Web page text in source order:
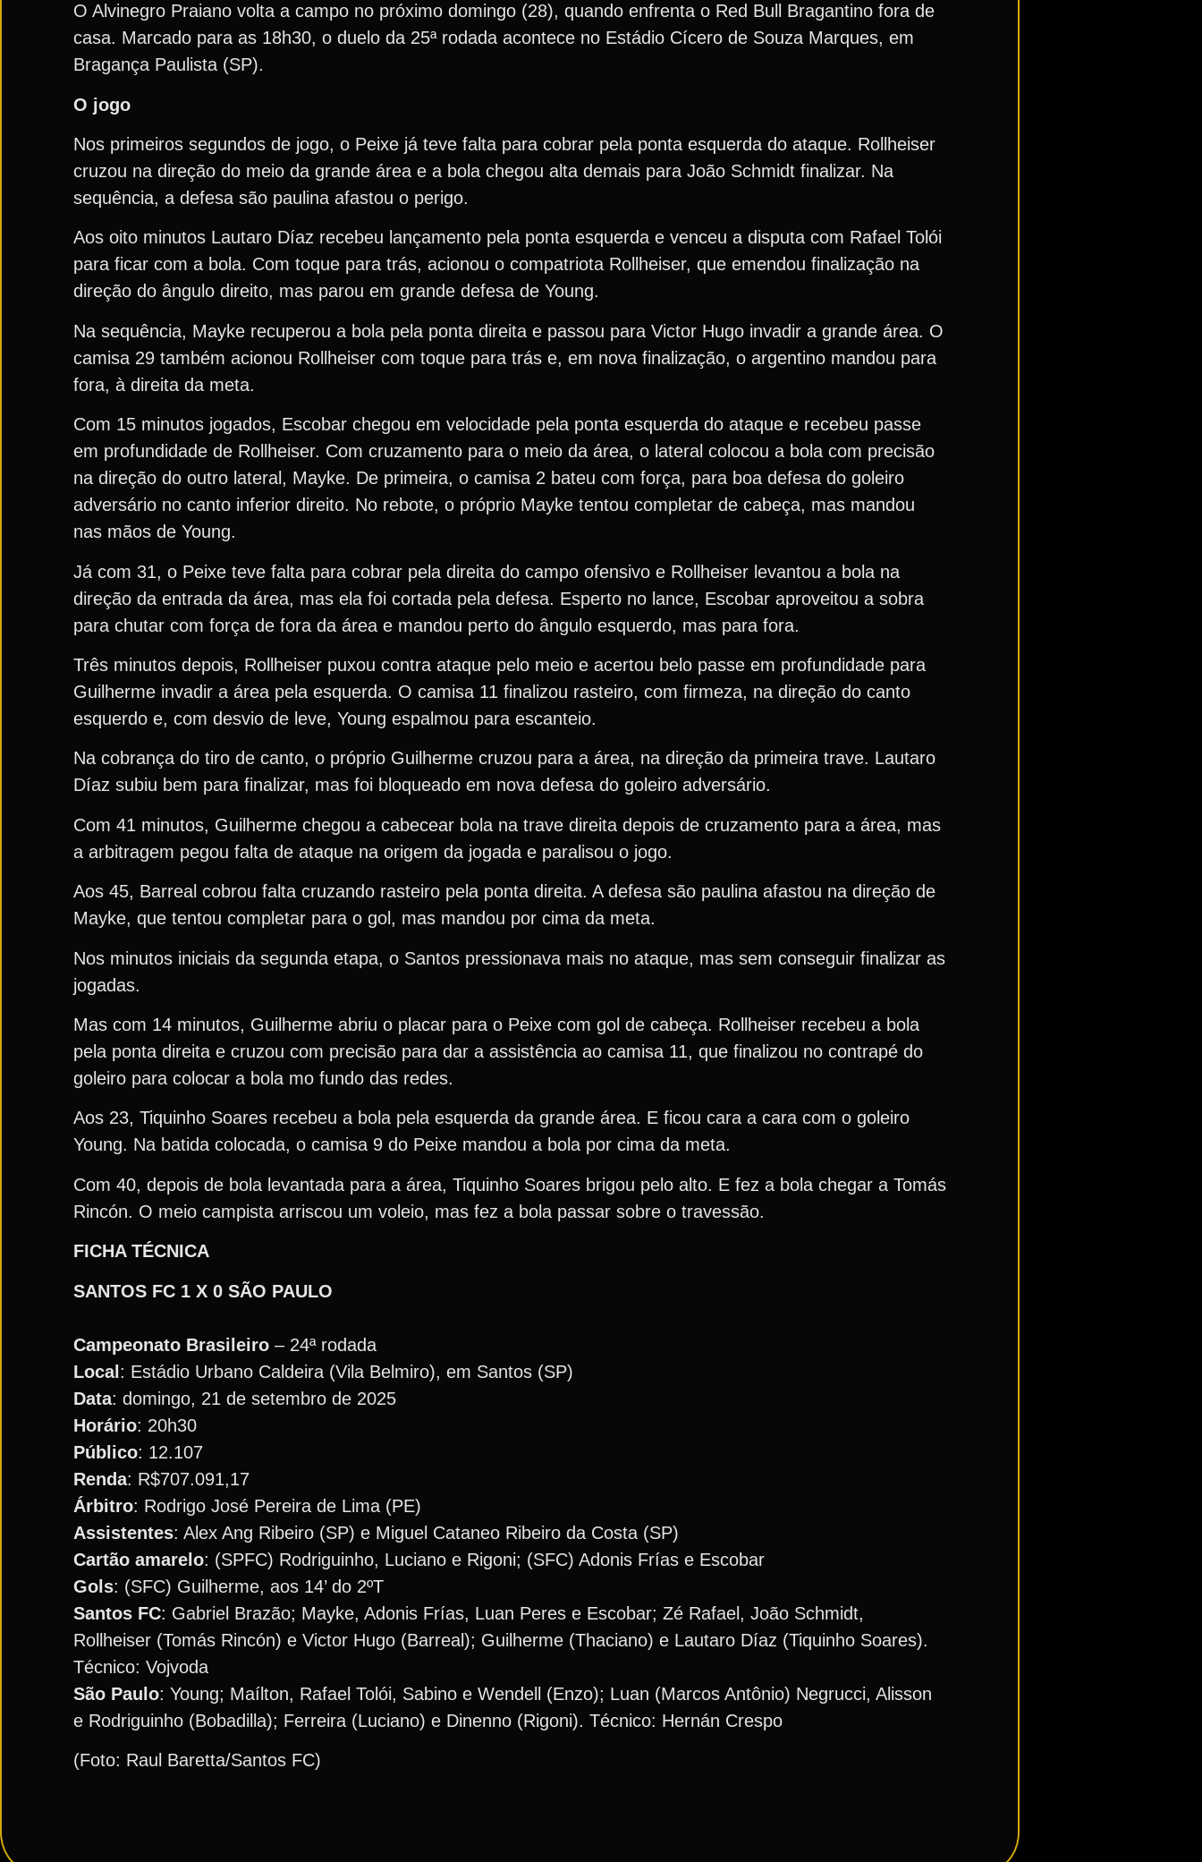
O Alvinegro Praiano volta a campo no próximo domingo (28), quando enfrenta o Red Bull Bragantino fora de
casa. Marcado para as 18h30, o duelo da 25ª rodada acontece no Estádio Cícero de Souza Marques, em
Bragança Paulista (SP).
O jogo
Nos primeiros segundos de jogo, o Peixe já teve falta para cobrar pela ponta esquerda do ataque. Rollheiser
cruzou na direção do meio da grande área e a bola chegou alta demais para João Schmidt finalizar. Na
sequência, a defesa são paulina afastou o perigo.
Aos oito minutos Lautaro Díaz recebeu lançamento pela ponta esquerda e venceu a disputa com Rafael Tolói
para ficar com a bola. Com toque para trás, acionou o compatriota Rollheiser, que emendou finalização na
direção do ângulo direito, mas parou em grande defesa de Young.
Na sequência, Mayke recuperou a bola pela ponta direita e passou para Victor Hugo invadir a grande área. O
camisa 29 também acionou Rollheiser com toque para trás e, em nova finalização, o argentino mandou para
fora, à direita da meta.
Com 15 minutos jogados, Escobar chegou em velocidade pela ponta esquerda do ataque e recebeu passe
em profundidade de Rollheiser. Com cruzamento para o meio da área, o lateral colocou a bola com precisão
na direção do outro lateral, Mayke. De primeira, o camisa 2 bateu com força, para boa defesa do goleiro
adversário no canto inferior direito. No rebote, o próprio Mayke tentou completar de cabeça, mas mandou
nas mãos de Young.
Já com 31, o Peixe teve falta para cobrar pela direita do campo ofensivo e Rollheiser levantou a bola na
direção da entrada da área, mas ela foi cortada pela defesa. Esperto no lance, Escobar aproveitou a sobra
para chutar com força de fora da área e mandou perto do ângulo esquerdo, mas para fora.
Três minutos depois, Rollheiser puxou contra ataque pelo meio e acertou belo passe em profundidade para
Guilherme invadir a área pela esquerda. O camisa 11 finalizou rasteiro, com firmeza, na direção do canto
esquerdo e, com desvio de leve, Young espalmou para escanteio.
Na cobrança do tiro de canto, o próprio Guilherme cruzou para a área, na direção da primeira trave. Lautaro
Díaz subiu bem para finalizar, mas foi bloqueado em nova defesa do goleiro adversário.
Com 41 minutos, Guilherme chegou a cabecear bola na trave direita depois de cruzamento para a área, mas
a arbitragem pegou falta de ataque na origem da jogada e paralisou o jogo.
Aos 45, Barreal cobrou falta cruzando rasteiro pela ponta direita. A defesa são paulina afastou na direção de
Mayke, que tentou completar para o gol, mas mandou por cima da meta.
Nos minutos iniciais da segunda etapa, o Santos pressionava mais no ataque, mas sem conseguir finalizar as
jogadas.
Mas com 14 minutos, Guilherme abriu o placar para o Peixe com gol de cabeça. Rollheiser recebeu a bola
pela ponta direita e cruzou com precisão para dar a assistência ao camisa 11, que finalizou no contrapé do
goleiro para colocar a bola mo fundo das redes.
Aos 23, Tiquinho Soares recebeu a bola pela esquerda da grande área. E ficou cara a cara com o goleiro
Young. Na batida colocada, o camisa 9 do Peixe mandou a bola por cima da meta.
Com 40, depois de bola levantada para a área, Tiquinho Soares brigou pelo alto. E fez a bola chegar a Tomás
Rincón. O meio campista arriscou um voleio, mas fez a bola passar sobre o travessão.
FICHA TÉCNICA
SANTOS FC 1 X 0 SÃO PAULO
Campeonato Brasileiro – 24ª rodada
Local: Estádio Urbano Caldeira (Vila Belmiro), em Santos (SP)
Data: domingo, 21 de setembro de 2025
Horário: 20h30
Público: 12.107
Renda: R$707.091,17
Árbitro: Rodrigo José Pereira de Lima (PE)
Assistentes: Alex Ang Ribeiro (SP) e Miguel Cataneo Ribeiro da Costa (SP)
Cartão amarelo: (SPFC) Rodriguinho, Luciano e Rigoni; (SFC) Adonis Frías e Escobar
Gols: (SFC) Guilherme, aos 14’ do 2ºT
Santos FC: Gabriel Brazão; Mayke, Adonis Frías, Luan Peres e Escobar; Zé Rafael, João Schmidt,
Rollheiser (Tomás Rincón) e Victor Hugo (Barreal); Guilherme (Thaciano) e Lautaro Díaz (Tiquinho Soares).
Técnico: Vojvoda
São Paulo: Young; Maílton, Rafael Tolói, Sabino e Wendell (Enzo); Luan (Marcos Antônio) Negrucci, Alisson
e Rodriguinho (Bobadilla); Ferreira (Luciano) e Dinenno (Rigoni). Técnico: Hernán Crespo
(Foto: Raul Baretta/Santos FC)